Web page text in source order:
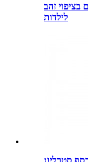
בציפוי זהב
לילדות